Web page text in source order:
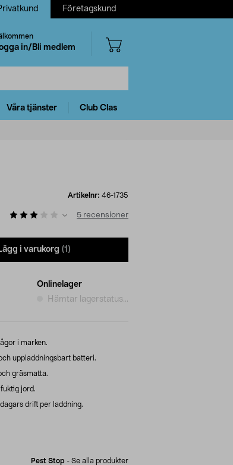
Företagskund
in/Bli medlem
Våra tjänster Club Clas
Artikelnr: 46-1735
5 recensioner
i varukorg (1)
Onlinelager
Hämtar lagerstatus...
i marken.
uppladdningsbart batteri.
gräsmatta.
jord.
drift per laddning.
Pest Stop - Se alla produkter